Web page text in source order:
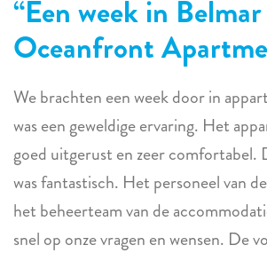
Een week in Belmar
Oceanfront
We brachten een week door in
was een geweldige ervaring. Het
goed uitgerust en zeer comfortabel.
was fantastisch. Het personeel van
het beheerteam van de
snel op onze vragen en wensen. De